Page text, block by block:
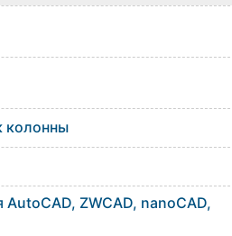
колонны
ZWCAD, nanoCAD,